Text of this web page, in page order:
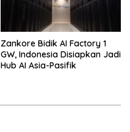
Zankore Bidik AI Factory 1
GW, Indonesia Disiapkan Jadi
Hub AI Asia-Pasifik